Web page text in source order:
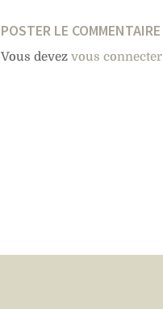
POSTER LE COMMENTAIRE
Vous devezvous connecter